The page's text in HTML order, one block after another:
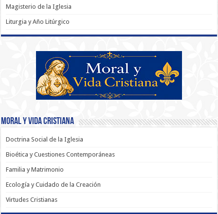
Magisterio de la Iglesia
Liturgia y Año Litúrgico
Moral y Vida Cristiana
Doctrina Social de la Iglesia
Bioética y Cuestiones Contemporáneas
Familia y Matrimonio
Ecología y Cuidado de la Creación
Virtudes Cristianas